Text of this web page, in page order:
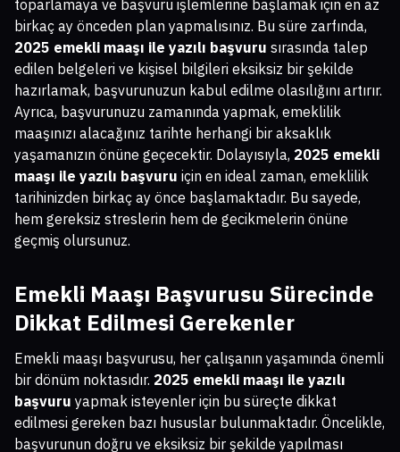
toparlamaya ve başvuru işlemlerine başlamak için en az
birkaç ay önceden plan yapmalısınız. Bu süre zarfında,
2025 emekli maaşı ile yazılı başvuru sırasında talep
edilen belgeleri ve kişisel bilgileri eksiksiz bir şekilde
hazırlamak, başvurunuzun kabul edilme olasılığını artırır.
Ayrıca, başvurunuzu zamanında yapmak, emeklilik
maaşınızı alacağınız tarihte herhangi bir aksaklık
yaşamanızın önüne geçecektir. Dolayısıyla, 2025 emekli
maaşı ile yazılı başvuru için en ideal zaman, emeklilik
tarihinizden birkaç ay önce başlamaktadır. Bu sayede,
hem gereksiz streslerin hem de gecikmelerin önüne
geçmiş olursunuz.
Emekli Maaşı Başvurusu Sürecinde
Dikkat Edilmesi Gerekenler
Emekli maaşı başvurusu, her çalışanın yaşamında önemli
bir dönüm noktasıdır. 2025 emekli maaşı ile yazılı
başvuru yapmak isteyenler için bu süreçte dikkat
edilmesi gereken bazı hususlar bulunmaktadır. Öncelikle,
başvurunun doğru ve eksiksiz bir şekilde yapılması